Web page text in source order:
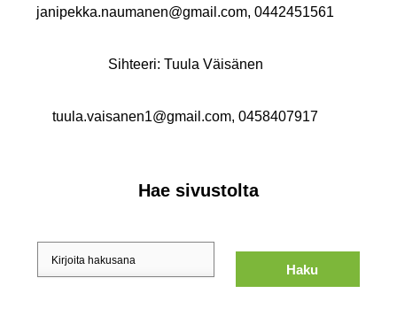
janipekka.naumanen@gmail.com, 0442451561
Sihteeri: Tuula Väisänen
tuula.vaisanen1@gmail.com, 0458407917
Hae sivustolta